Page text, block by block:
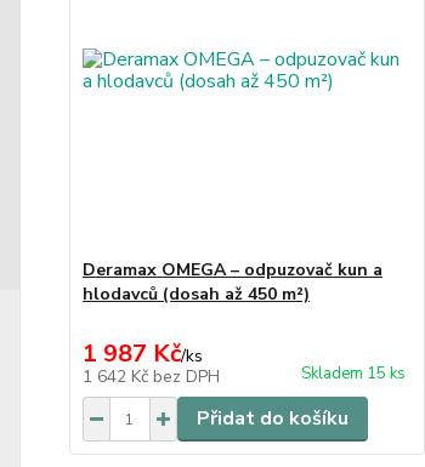
Deramax OMEGA – odpuzovač kun a
hlodavců (dosah až 450 m²)
1 987 Kč/ks
1 642 Kč bez DPH Skladem 15 ks
Přidat do košíku